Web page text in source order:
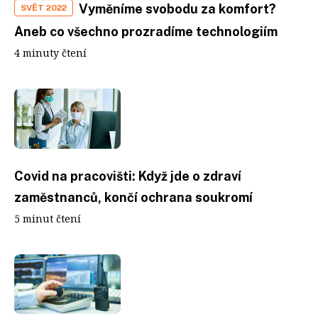
SVĚT 2022
Vyměníme svobodu za komfort?
Aneb co všechno prozradíme technologiím
4 minuty čtení
Covid na pracovišti: Když jde o zdraví
zaměstnanců, končí ochrana soukromí
5 minut čtení